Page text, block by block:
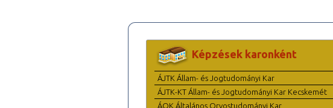
Képzések karonként
ÁJTK Állam- és Jogtudományi Kar
ÁJTK-KT Állam- és Jogtudományi Kar Kecskemét
ÁOK Általános Orvostudományi Kar